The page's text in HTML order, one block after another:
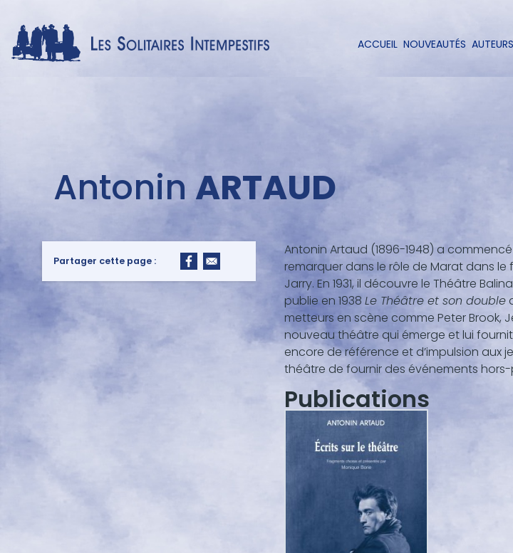
contenu
Navigation
ACCUEIL NOUVEAUTÉS AUTEURS
auteurAntoninARTAUD
Antonin Artaud (1896-1948) a
remarquer dans le rôle de Marat dans le
Jarry. En 1931, il découvre le Théâtre
publie en 1938 Le Théâtre et son double
metteurs en scène comme Peter Brook,
nouveau théâtre qui émerge et lui
encore de référence et d’impulsion aux
théâtre de fournir des événements
Publications
Partager cette page :